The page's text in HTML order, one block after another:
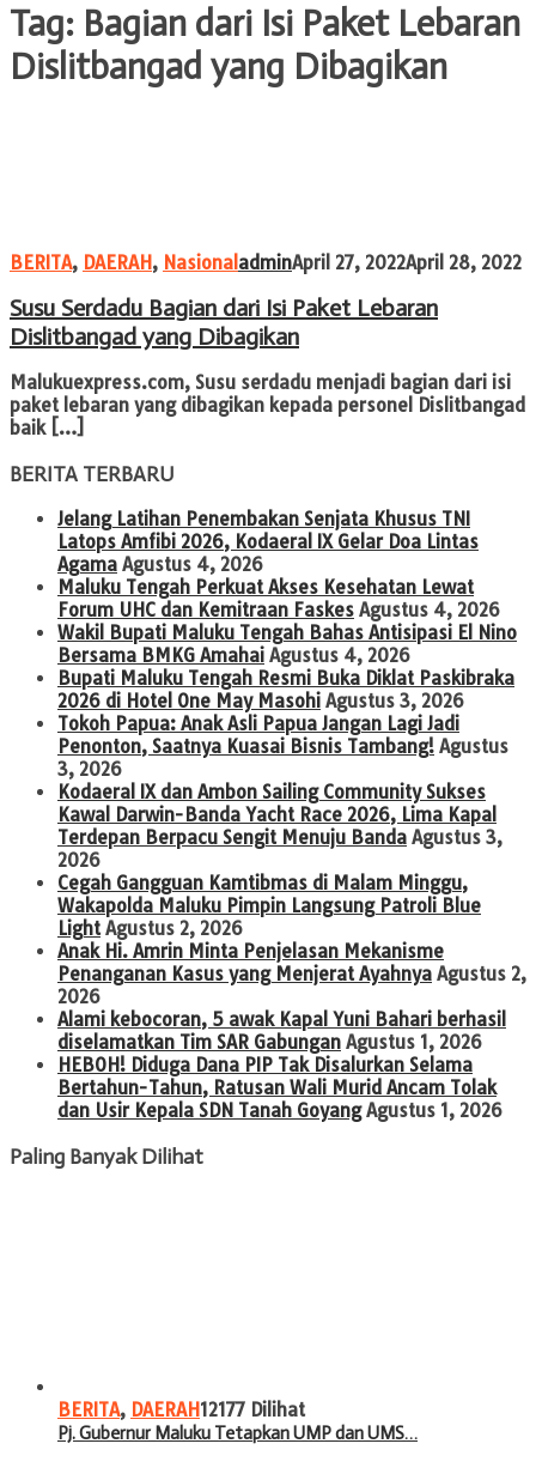
Tag: Bagian dari Isi Paket Lebaran
Dislitbangad yang Dibagikan
BERITA, DAERAH, Nasional adminApril 27, 2022April 28, 2022
Susu Serdadu Bagian dari Isi Paket Lebaran
Dislitbangad yang Dibagikan
Malukuexpress.com, Susu serdadu menjadi bagian dari isi
paket lebaran yang dibagikan kepada personel Dislitbangad
baik […]
BERITA TERBARU
Jelang Latihan Penembakan Senjata Khusus TNI
Latops Amfibi 2026, Kodaeral IX Gelar Doa Lintas
Agama Agustus 4, 2026
Maluku Tengah Perkuat Akses Kesehatan Lewat
Forum UHC dan Kemitraan Faskes Agustus 4, 2026
Wakil Bupati Maluku Tengah Bahas Antisipasi El Nino
Bersama BMKG Amahai Agustus 4, 2026
Bupati Maluku Tengah Resmi Buka Diklat Paskibraka
2026 di Hotel One May Masohi Agustus 3, 2026
Tokoh Papua: Anak Asli Papua Jangan Lagi Jadi
Penonton, Saatnya Kuasai Bisnis Tambang! Agustus
3, 2026
Kodaeral IX dan Ambon Sailing Community Sukses
Kawal Darwin-Banda Yacht Race 2026, Lima Kapal
Terdepan Berpacu Sengit Menuju Banda Agustus 3,
2026
Cegah Gangguan Kamtibmas di Malam Minggu,
Wakapolda Maluku Pimpin Langsung Patroli Blue
Light Agustus 2, 2026
Anak Hi. Amrin Minta Penjelasan Mekanisme
Penanganan Kasus yang Menjerat Ayahnya Agustus 2,
2026
Alami kebocoran, 5 awak Kapal Yuni Bahari berhasil
diselamatkan Tim SAR Gabungan Agustus 1, 2026
HEBOH! Diduga Dana PIP Tak Disalurkan Selama
Bertahun-Tahun, Ratusan Wali Murid Ancam Tolak
dan Usir Kepala SDN Tanah Goyang Agustus 1, 2026
Paling Banyak Dilihat
BERITA, DAERAH 12177 Dilihat
Pj. Gubernur Maluku Tetapkan UMP dan UMS…